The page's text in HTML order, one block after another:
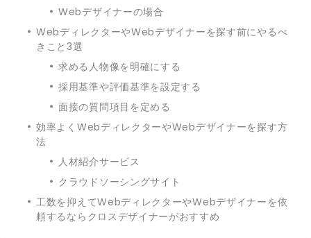
Webデザイナーの場合
WebディレクターやWebデザイナーを探す前にやるべ
きこと3選
求める人物像を明確にする
採用基準や評価基準を設定する
面接の質問項目を定める
効率よくWebディレクターやWebデザイナーを探す方
法
人材紹介サービス
クラウドソーシングサイト
工数を抑えてWebディレクターやWebデザイナーを依
頼するならクロスデザイナーがおすすめ